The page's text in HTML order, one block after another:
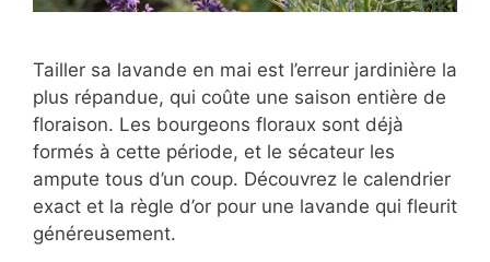
Tailler sa lavande en mai est l’erreur jardinière la
plus répandue, qui coûte une saison entière de
floraison. Les bourgeons floraux sont déjà
formés à cette période, et le sécateur les
ampute tous d’un coup. Découvrez le calendrier
exact et la règle d’or pour une lavande qui fleurit
généreusement.